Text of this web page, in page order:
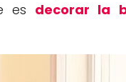
es decorar la